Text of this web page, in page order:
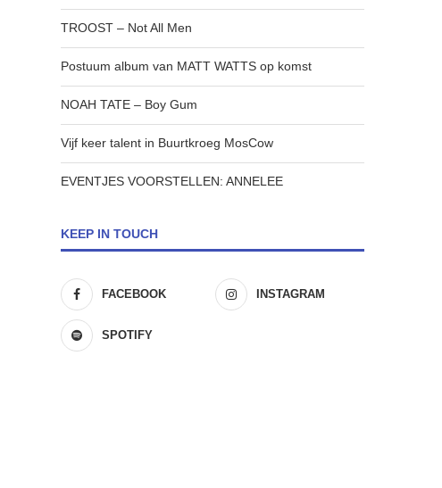
TROOST – Not All Men
Postuum album van MATT WATTS op komst
NOAH TATE – Boy Gum
Vijf keer talent in Buurtkroeg MosCow
EVENTJES VOORSTELLEN: ANNELEE
KEEP IN TOUCH
FACEBOOK INSTAGRAM
SPOTIFY